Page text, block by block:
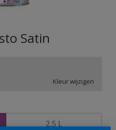
Satin
Kleur wijzigen
2,5 L